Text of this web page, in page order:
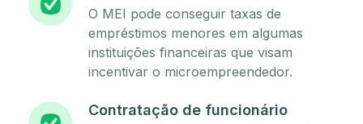
O MEI pode conseguir taxas de
empréstimos menores em algumas
instituições financeiras que visam
incentivar o microempreendedor.
Contratação de funcionário